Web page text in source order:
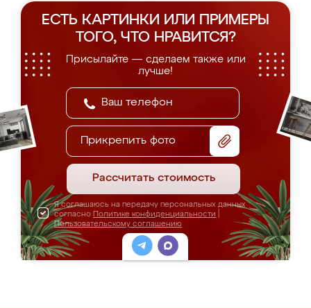
ЕСТЬ КАРТИНКИ ИЛИ ПРИМЕРЫ
ТОГО, ЧТО НРАВИТСЯ?
Присылайте — сделаем также или
лучше!
Прикрепить фото
Рассчитать стоимость
Я соглашаюсь на передачу персональных данных
согласно Политике конфиденциальности
Пользовательскому соглашению